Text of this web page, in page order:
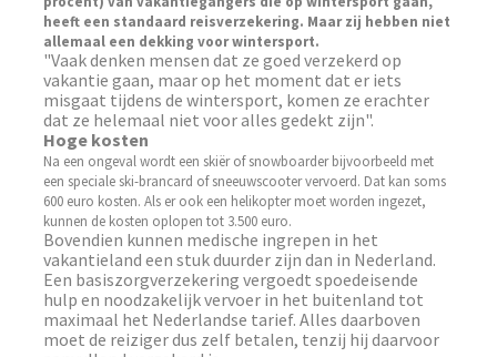
heeft een standaard reisverzekering. Maar zij hebben niet
allemaal een dekking voor wintersport.
"Vaak denken mensen dat ze goed verzekerd op
vakantie gaan, maar op het moment dat er iets
misgaat tijdens de wintersport, komen ze erachter
dat ze helemaal niet voor alles gedekt zijn".
Hoge kosten
Na een ongeval wordt een skiër of snowboarder bijvoorbeeld met
een speciale ski-brancard of sneeuwscooter vervoerd. Dat kan soms
600 euro kosten. Als er ook een helikopter moet worden ingezet,
kunnen de kosten oplopen tot 3.500 euro.
Bovendien kunnen medische ingrepen in het
vakantieland een stuk duurder zijn dan in Nederland.
Een basiszorgverzekering vergoedt spoedeisende
hulp en noodzakelijk vervoer in het buitenland tot
maximaal het Nederlandse tarief. Alles daarboven
moet de reiziger dus zelf betalen, tenzij hij daarvoor